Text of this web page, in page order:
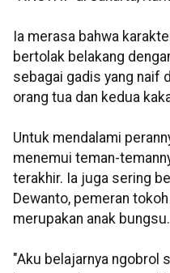
Ia merasa bahwa
bertolak belakang
sebagai gadis yang naif
orang tua dan kedua
Untuk mendalami
menemui teman-
terakhir. Ia juga sering
Dewanto, pemeran
merupakan anak bungsu.
"Aku belajarnya ngobrol